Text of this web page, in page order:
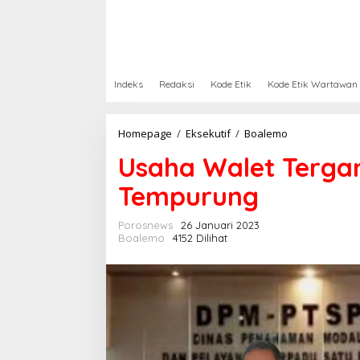
Indeks Redaksi Kode Etik Kode Etik Wartawan
Homepage / Eksekutif / Boalemo
a
h
t
T
r
g
a
n
Usaha Walet
Tempurung
Porosnews
26 Januari 2023
Boalemo
4152 Dilihat